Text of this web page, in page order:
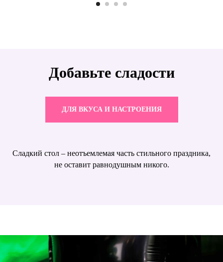
Добавьте сладости
ДЛЯ ВКУСА И НАСТРОЕНИЯ
Сладкий стол – неотъемлемая часть стильного праздника,
не оставит равнодушным никого.